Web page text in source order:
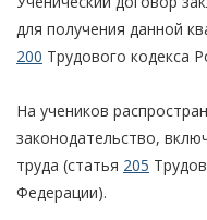
для получения данной
200 Трудового кодекса
На учеников
законодательство,
труда (статья 205
Федерации).